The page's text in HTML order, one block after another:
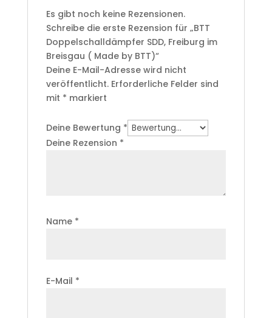
Es gibt noch keine Rezensionen.
Schreibe die erste Rezension für „BTT
Doppelschalldämpfer SDD, Freiburg im
Breisgau ( Made by BTT)“
Deine E-Mail-Adresse wird nicht
veröffentlicht. Erforderliche Felder sind
mit * markiert
Deine Bewertung *
Deine Rezension *
Name *
E-Mail *